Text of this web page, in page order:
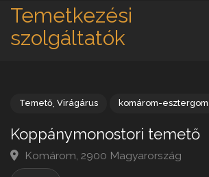
Temetkezési
szolgáltatók
Koppánymonostori temető
Komárom, 2900 Magyarország